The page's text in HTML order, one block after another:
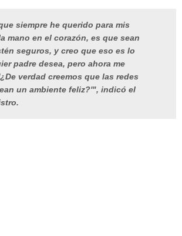
siempre he querido para mis
mano en el corazón, es que sean
seguros, y creo que eso es lo
padre desea, pero ahora me
verdad creemos que las redes
un ambiente feliz?'", indicó el